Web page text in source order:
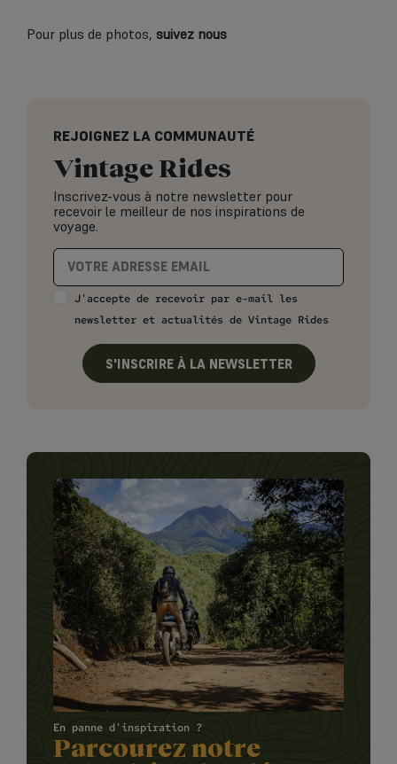
Pour plus de photos, suivez nous
REJOIGNEZ LA COMMUNAUTÉ
Vintage Rides
Inscrivez-vous à notre newsletter pour
recevoir le meilleur de nos inspirations de
voyage.
J'accepte de recevoir par e-mail les
newsletter et actualités de Vintage Rides
S'INSCRIRE À LA NEWSLETTER
En panne d'inspiration ?
Parcourez notre